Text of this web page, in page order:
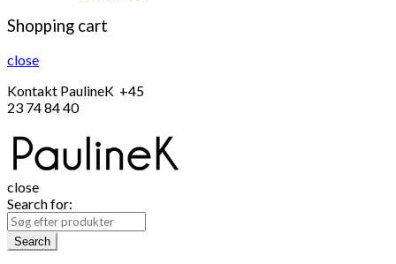
Shopping cart
close
Kontakt PaulineK +45
23 74 84 40
close
Search for:
Search